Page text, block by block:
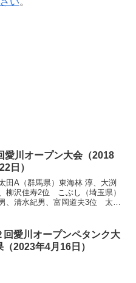
愛川オープン大会（2018
日）
A（群馬県）東海林 淳、大渕
柳沢佳寿2位 こぶし（埼玉県）
、清水紀男、富岡道夫3位 太田
礼子、溝口菊男
回愛川オープンペタンク大
（2023年4月16日）